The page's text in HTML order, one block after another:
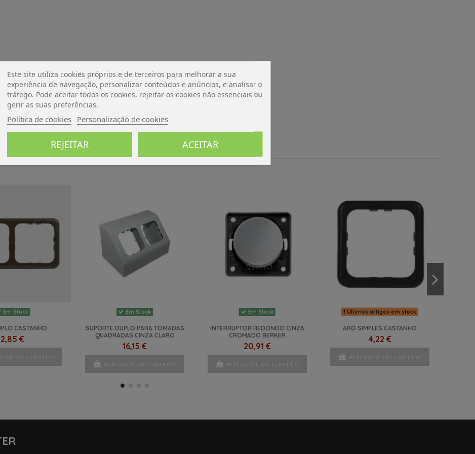
De momento, sem avaliações.
Em Stock
CASTANHO
2,85 €
ao carrinho
Em Stock
SUPORTE DUPLO PARA TOMADAS
QUADRADAS CINZA CLARO
16,15 €
Adicionar ao carrinho
Em Stock
INTERRUPTOR REDONDO CINZA
CROMADO BERKER
20,91 €
Adicionar ao carrinho
Últimos artigos em stock
ARO SIMPLES CASTANHO
4,22 €
Adicionar ao carrinho
Este site utiliza cookies próprios e de terceiros para melhorar a sua
experiência de navegação, personalizar conteúdos e anúncios, e analisar o
tráfego. Pode aceitar todos os cookies, rejeitar os cookies não essenciais ou
gerir as suas preferências.
Política de cookies Personalização de cookies
REJEITAR ACEITAR